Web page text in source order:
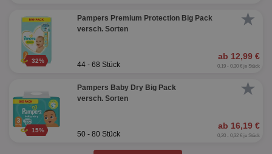
★
32%
Pampers Premium Protection Big Pack
versch. Sorten
ab 12,99 €
44 - 68 Stück 0,19 - 0,30 € je Stück
★
15%
Pampers Baby Dry Big Pack
versch. Sorten
ab 16,19 €
50 - 80 Stück 0,20 - 0,32 € je Stück